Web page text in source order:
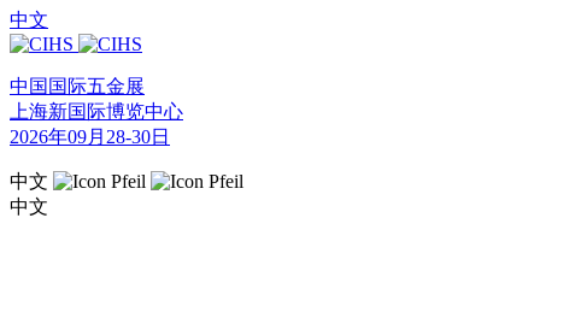
中文
中国国际五金展
上海新国际博览中心
2026年09月28-30日
中文
中文